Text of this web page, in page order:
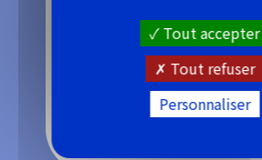
Optique de phares
Tout accepter
Tout refuser
Personnaliser